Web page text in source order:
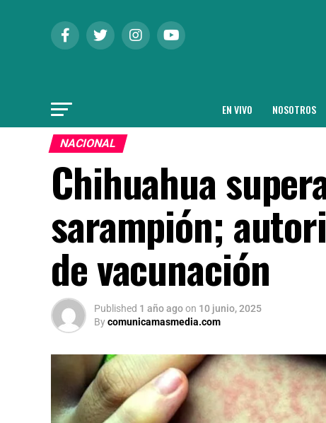
EN VIVO NOSOTROS
NACIONAL
Chihuahua
sarampión;
de vacunación
Published 1 año agoon 10 junio, 2025
Bycomunicamasmedia.com